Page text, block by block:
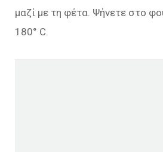
μαζί με τη φέτα. Ψήνετε στο
180° C.